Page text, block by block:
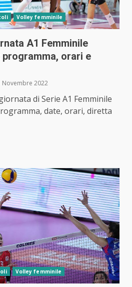
Volley femminile
A1 Femminile
programma, orari e
Novembre 2022
di Serie A1 Femminile
date, orari, diretta
Volley femminile